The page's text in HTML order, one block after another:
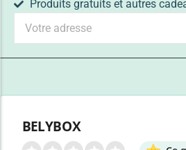
Produits gratuits et autres
BELYBOX